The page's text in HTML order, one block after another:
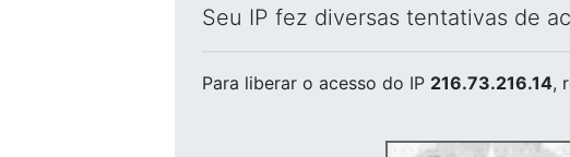
Seu IP fez diversas tentativas de
Para liberar o acesso do IP 216.73.216.14,